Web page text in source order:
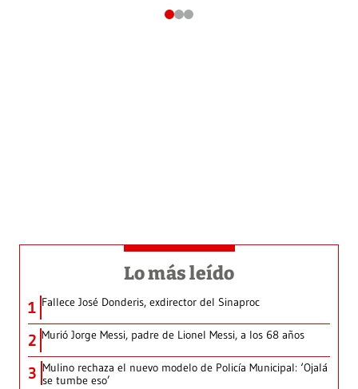
Lo más leído
1 Fallece José Donderis, exdirector del Sinaproc
2 Murió Jorge Messi, padre de Lionel Messi, a los 68 años
3 Mulino rechaza el nuevo modelo de Policía Municipal: ‘Ojalá
se tumbe eso’